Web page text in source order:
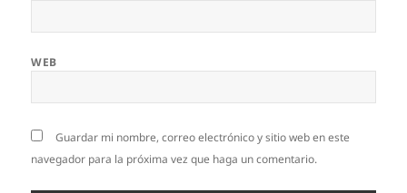
WEB
Guardar mi nombre, correo electrónico y sitio web en este
navegador para la próxima vez que haga un comentario.